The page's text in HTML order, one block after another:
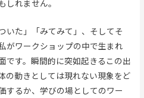
しれません。
いた」「みてみて」、そしてそ
がワークショップの中で生まれ
です。瞬間的に突如起きるこの出
の動きとしては現れない現象をど
するか、学びの場としてのワー